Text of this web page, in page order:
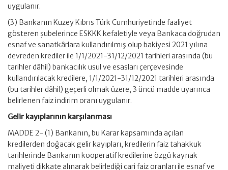
uygulanır.
(3) Bankanın Kuzey Kıbrıs Türk Cumhuriyetinde faaliyet
gösteren şubelerince ESKKK kefaletiyle veya Bankaca doğrudan
esnaf ve sanatkârlara kullandırılmış olup bakiyesi 2021 yılına
devreden krediler ile 1/1/2021-31/12/2021 tarihleri arasında (bu
tarihler dâhil) bankacılık usul ve esasları çerçevesinde
kullandırılacak kredilere, 1/1/2021-31/12/2021 tarihleri arasında
(bu tarihler dâhil) geçerli olmak üzere, 3 üncü madde uyarınca
belirlenen faiz indirim oranı uygulanır.
Gelir kayıplarının karşılanması
MADDE 2- (1) Bankanın, bu Karar kapsamında açılan
kredilerden doğacak gelir kayıpları, kredilerin faiz tahakkuk
tarihlerinde Bankanın kooperatif kredilerine özgü kaynak
maliyeti dikkate alınarak belirlediği cari faiz oranları ile esnaf ve